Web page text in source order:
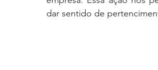
dar sentido de